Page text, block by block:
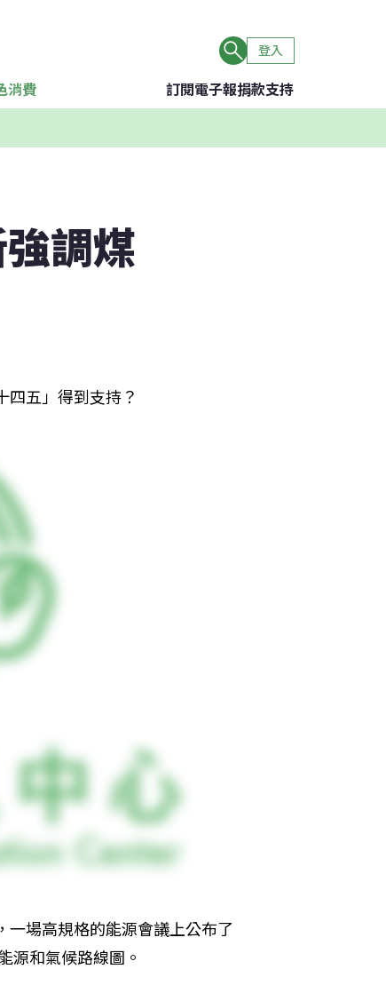
登入
消費 訂閱電子報捐款支持
調煤
四五」得到支持？
一場高規格的能源會議上公布了
源和氣候路線圖。